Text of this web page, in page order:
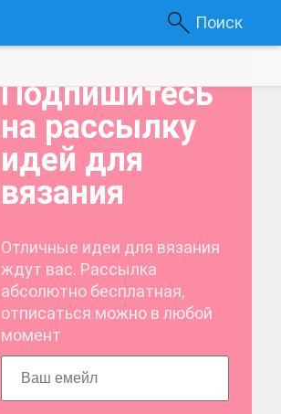
Поиск
Подпишитесь
на рассылку
идей для
вязания
Отличные идеи для вязания
ждут вас. Рассылка
абсолютно бесплатная,
отписаться можно в любой
момент